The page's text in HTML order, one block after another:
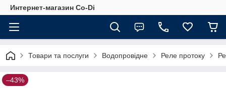
Интернет-магазин Co-Di
Товари та послуги Водопровідне Реле протоку
–43%